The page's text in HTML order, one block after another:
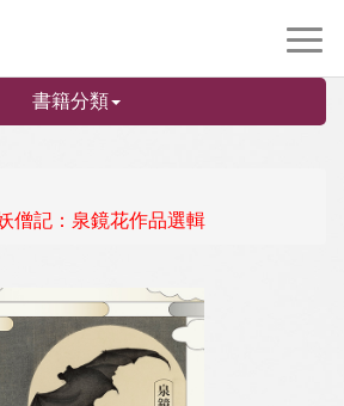
書籍分類
僧記：泉鏡花作品選輯